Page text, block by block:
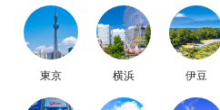
東京 横浜 伊豆